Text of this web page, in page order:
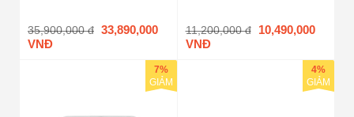
35,900,000 đ 33,890,000
VNĐ
11,200,000 đ
10,490,000
VNĐ
7%
GIẢM
4%
GIẢM